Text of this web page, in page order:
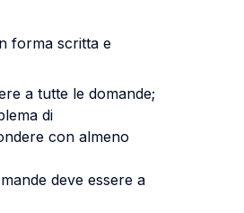
forma scritta e
a tutte le domande;
di
con almeno
deve essere a